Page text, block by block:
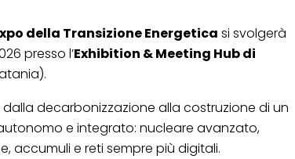
della Transizione Energetica si svolgerà
presso l’Exhibition & Meeting Hub di
decarbonizzazione alla costruzione di un
e integrato: nucleare avanzato,
accumuli e reti sempre più digitali.